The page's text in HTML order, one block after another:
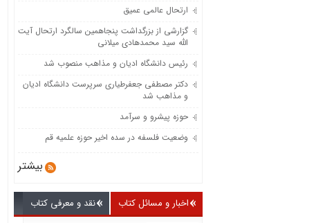
ارتحال عالمی عمیق
گزارشی از بزرگداشت پنجاهمین سالگرد ارتحال آیت
الله سید محمدهادی میلانی
رئیس دانشگاه ادیان و مذاهب منصوب شد
دکتر مصطفی جعفرطیاری سرپرست دانشگاه ادیان
و مذاهب شد
حوزه پیشرو و سرآمد
وضعیت فلسفه در سده اخیر حوزه علمیه قم
بیشتر
اخبار و مسائل کتاب نقد و معرفی کتاب